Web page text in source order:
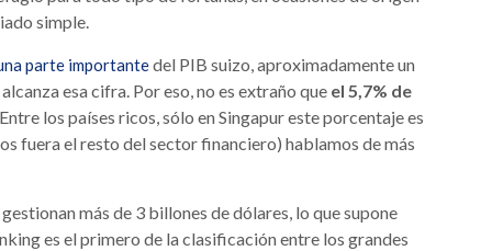
simple.
parte importantedel PIB suizo, aproximadamente un
esa cifra. Por eso, no es extraño que el 5,7% de
los países ricos, sólo en Singapur este porcentaje es
fuera el resto del sector financiero) hablamos de más
más de 3 billones de dólares, lo que supone
es el primero de la clasificación entre los grandes